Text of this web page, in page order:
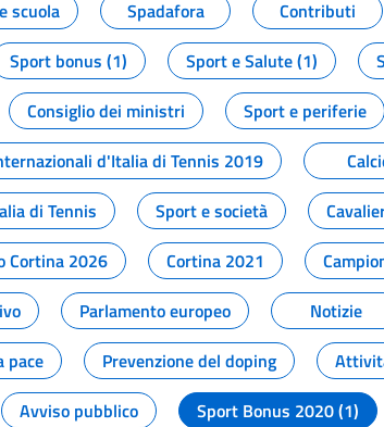
scuola Spadafora Contributi
Sport bonus (1) Sport e Salute (1)
Consiglio dei ministri Sport e periferie
d'Italia di Tennis 2019
di Tennis Sport e società
Cortina 2026 Cortina 2021
Parlamento europeo Notizie
pace
Prevenzione del doping
Avviso pubblico Sport Bonus 2020 (1)